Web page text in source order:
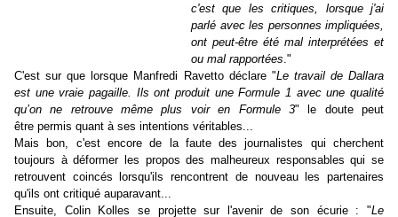
c'est que les critiques, lorsque j'ai
parlé avec les personnes impliquées,
ont peut-être été mal interprétées et
ou mal rapportées."
C'est sur que lorsque Manfredi Ravetto déclare "Le travail de Dallara
est une vraie pagaille. Ils ont produit une Formule 1 avec une qualité
qu’on ne retrouve même plus voir en Formule 3" le doute peut
être permis quant à ses intentions véritables...
Mais bon, c'est encore de la faute des journalistes qui cherchent
toujours à déformer les propos des malheureux responsables qui se
retrouvent coincés lorsqu'ils rencontrent de nouveau les partenaires
qu'ils ont critiqué auparavant...
Ensuite, Colin Kolles se projette sur l'avenir de son écurie : "Le